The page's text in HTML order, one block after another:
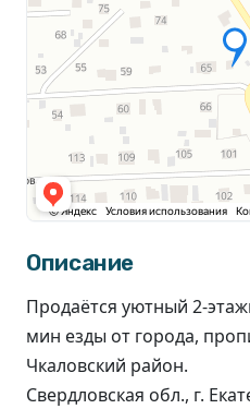
Описание
Продаётся уютный 2-
мин езды от города,
Чкаловский район.
Свердловская обл., г.